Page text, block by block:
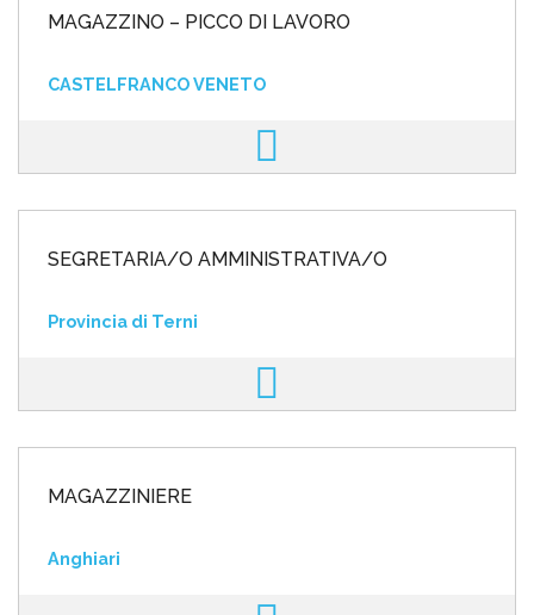
MAGAZZINO – PICCO DI LAVORO
CASTELFRANCO VENETO
SEGRETARIA/O AMMINISTRATIVA/O
Provincia di Terni
MAGAZZINIERE
Anghiari